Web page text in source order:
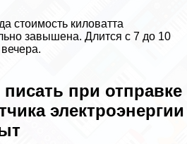
стоимость киловатта
завышена. Длится с 7 до 10
при отправке
электроэнергии